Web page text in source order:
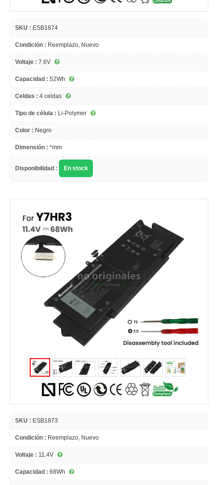
SKU : ESB1874
Condición : Reemplazo, Nuevo
Voltaje : 7.6V
Capacidad : 52Wh
Celdas : 4 celdas
Tipo de célula : Li-Polymer
Color : Negro
Dimensión : *mm
Disponibilidad : En stock
SKU : ESB1873
Condición : Reemplazo, Nuevo
Voltaje : 11.4V
Capacidad : 68Wh